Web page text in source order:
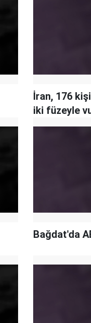
İran, 176
iki füzeyle
Bağdat'da